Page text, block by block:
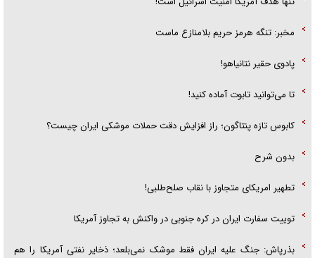
مخبر: تنگه هرمز حریم بلامنازع ماست
پادوی حقیر نتانیاهو!
تا می‌توانید تابوت آماده کنید!
کابوس تازه پنتاگون؛ راز افزایش دقت حملات موشکی ایران چیست؟
بدون شرح
تطهیر امریکای متجاوز با نقاب صلح‌طلبی!
توییت سفارت ایران در کره جنوبی در واکنش به تجاوز آمریکا
بذرپاش: ‏جنگ علیه ایران فقط موشک نمی‌بلعد؛ ذخایر نفتی آمریکا را هم